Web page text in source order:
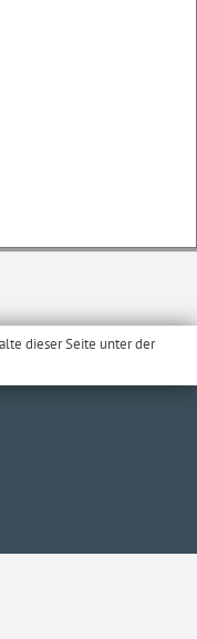
dieser Seite unter der